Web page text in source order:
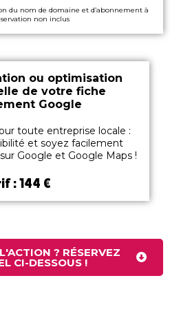
du nom de domaine et d’abonnement à
non inclus
ou optimisation
de votre fiche
Google
toute entreprise locale :
et soyez facilement
Google et Google Maps !
: 144 €
? RÉSERVEZ
CI-DESSOUS !